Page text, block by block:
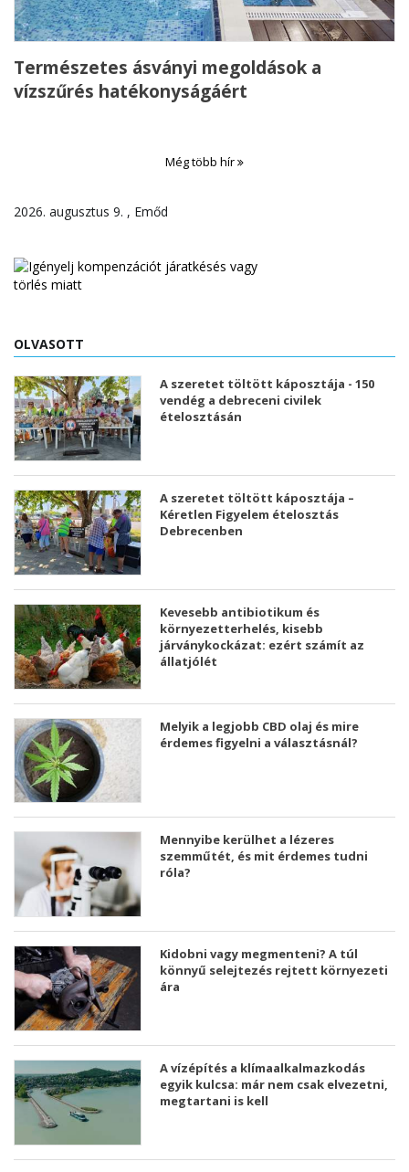
Természetes ásványi megoldások a
vízszűrés hatékonyságáért
Még több hír
2026. augusztus 9. , Emőd
OLVASOTT
A szeretet töltött káposztája - 150
vendég a debreceni civilek
ételosztásán
A szeretet töltött káposztája –
Kéretlen Figyelem ételosztás
Debrecenben
Kevesebb antibiotikum és
környezetterhelés, kisebb
járványkockázat: ezért számít az
állatjólét
Melyik a legjobb CBD olaj és mire
érdemes figyelni a választásnál?
Mennyibe kerülhet a lézeres
szemműtét, és mit érdemes tudni
róla?
Kidobni vagy megmenteni? A túl
könnyű selejtezés rejtett környezeti
ára
A vízépítés a klímaalkalmazkodás
egyik kulcsa: már nem csak elvezetni,
megtartani is kell